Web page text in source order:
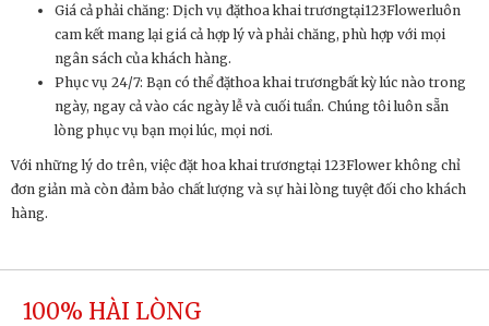
Giá cả phải chăng: Dịch vụ đặthoa khai trươngtại123Flowerluôn
cam kết mang lại giá cả hợp lý và phải chăng, phù hợp với mọi
ngân sách của khách hàng.
Phục vụ 24/7: Bạn có thể đặthoa khai trươngbất kỳ lúc nào trong
ngày, ngay cả vào các ngày lễ và cuối tuần. Chúng tôi luôn sẵn
lòng phục vụ bạn mọi lúc, mọi nơi.
Với những lý do trên, việc đặt hoa khai trươngtại 123Flower không chỉ
đơn giản mà còn đảm bảo chất lượng và sự hài lòng tuyệt đối cho khách
hàng.
100% HÀI LÒNG